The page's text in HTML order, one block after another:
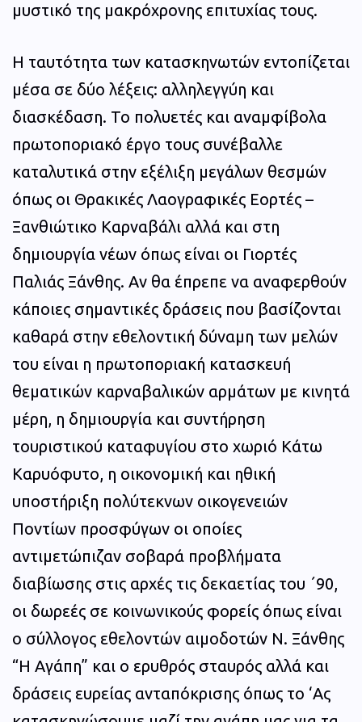
μυστικό της μακρόχρονης επιτυχίας τους.
Η ταυτότητα των κατασκηνωτών εντοπίζεται
μέσα σε δύο λέξεις: αλληλεγγύη και
διασκέδαση. Το πολυετές και αναμφίβολα
πρωτοποριακό έργο τους συνέβαλλε
καταλυτικά στην εξέλιξη μεγάλων θεσμών
όπως οι Θρακικές Λαογραφικές Εορτές –
Ξανθιώτικο Καρναβάλι αλλά και στη
δημιουργία νέων όπως είναι οι Γιορτές
Παλιάς Ξάνθης. Αν θα έπρεπε να αναφερθούν
κάποιες σημαντικές δράσεις που βασίζονται
καθαρά στην εθελοντική δύναμη των μελών
του είναι η πρωτοποριακή κατασκευή
θεματικών καρναβαλικών αρμάτων με κινητά
μέρη, η δημιουργία και συντήρηση
τουριστικού καταφυγίου στο χωριό Κάτω
Καρυόφυτο, η οικονομική και ηθική
υποστήριξη πολύτεκνων οικογενειών
Ποντίων προσφύγων οι οποίες
αντιμετώπιζαν σοβαρά προβλήματα
διαβίωσης στις αρχές τις δεκαετίας του ΄90,
οι δωρεές σε κοινωνικούς φορείς όπως είναι
ο σύλλογος εθελοντών αιμοδοτών Ν. Ξάνθης
“Η Αγάπη” και ο ερυθρός σταυρός αλλά και
δράσεις ευρείας ανταπόκρισης όπως το ‘Ας